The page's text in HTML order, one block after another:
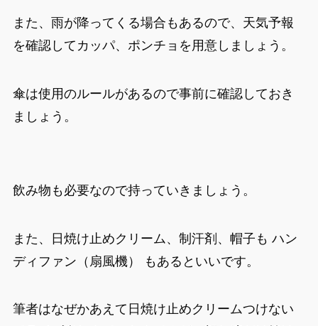
また、雨が降ってくる場合もあるので、天気予報
を確認してカッパ、ポンチョを用意しましょう。
傘は使用のルールがあるので事前に確認しておき
ましょう。
飲み物も必要なので持っていきましょう。
また、日焼け止めクリーム、制汗剤、帽子も ハン
ディファン（扇風機） もあるといいです。
筆者はなぜかあえて日焼け止めクリームつけない